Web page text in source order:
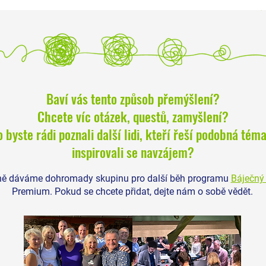
11 let
Baví vás tento způsob přemýšlení?
Chcete víc otázek, questů, zamyšlení?
byste rádi poznali další lidi, kteří řeší podobná
inspirovali se navzájem?
dáváme dohromady skupinu pro další běh programu
Premium. Pokud se chcete přidat, dejte nám o sobě vědět.